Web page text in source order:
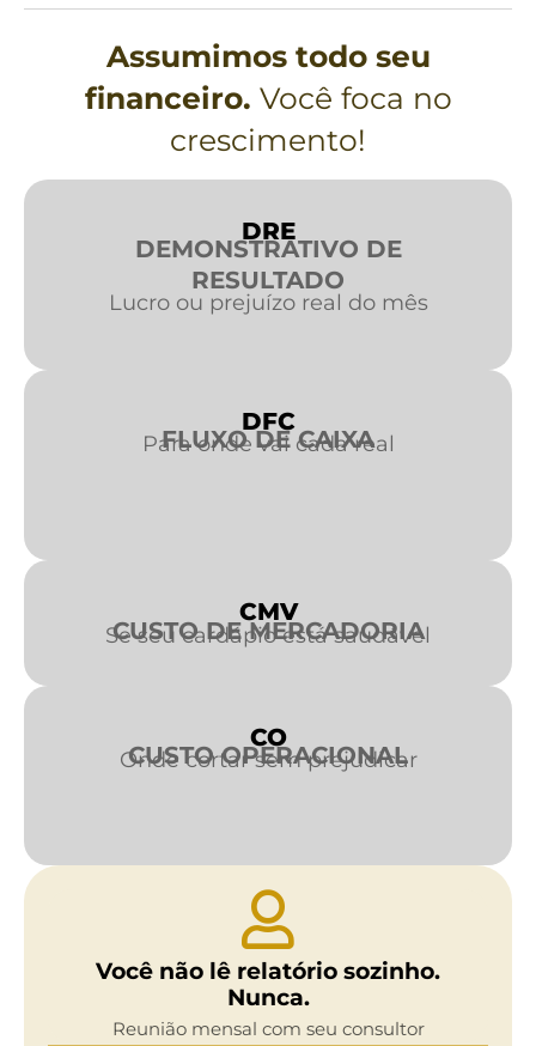
Assumimos todo seu
financeiro. Você foca no
crescimento!
DRE
DEMONSTRATIVO DE
RESULTADO
Lucro ou prejuízo real do mês
DFC
FLUXO DE CAIXA
Para onde vai cada real
CMV
CUSTO DE MERCADORIA
Se seu cardápio está saudável
CO
CUSTO OPERACIONAL
Onde cortar sem prejudicar
Você não lê relatório sozinho.
Nunca.
Reunião mensal com seu consultor